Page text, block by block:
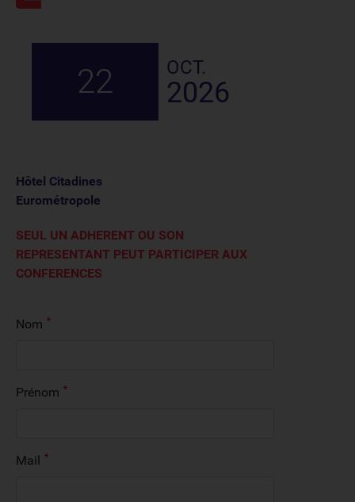
22 OCT.
2026
Hôtel Citadines
Eurométropole
SEUL UN ADHERENT OU SON
REPRESENTANT PEUT PARTICIPER AUX
CONFERENCES
Nom
Prénom
Mail